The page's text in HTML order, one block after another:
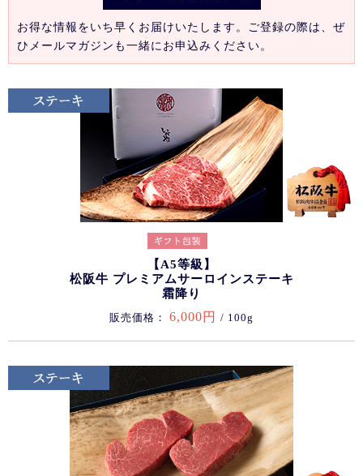
お得な情報をいち早くお届けいたします。ご登録の際は、ぜ
ひメールマガジンも一緒にお申込みください。
【A5等級】
松阪牛 プレミアムサーロインステーキ
霜降り
販売価格： 6,000円 / 100g